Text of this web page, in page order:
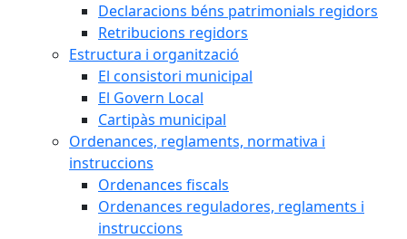
Declaracions béns patrimonials regidors
Retribucions regidors
Estructura i organització
El consistori municipal
El Govern Local
Cartipàs municipal
Ordenances, reglaments, normativa i
instruccions
Ordenances fiscals
Ordenances reguladores, reglaments i
instruccions